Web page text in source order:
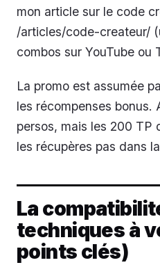
mon article sur le code
/articles/code-createur/
combos sur YouTube ou
La promo est assumée
les récompenses bonus.
persos, mais les 200 TP
les récupères pas dans
La
techniques à
points clés)